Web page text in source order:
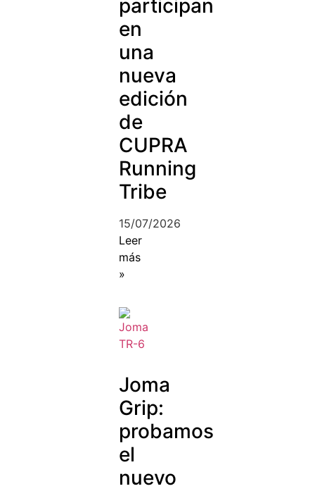
participan
en
una
nueva
edición
de
CUPRA
Running
Tribe
15/07/2026
Leer
más
»
Joma
Grip:
probamos
el
nuevo